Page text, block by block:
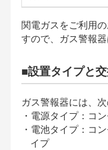
関電ガスをご利用
すので、ガス警報
■設置タイプと
ガス警報器には、
・電源タイプ：コ
・電池タイプ：コ
イプ